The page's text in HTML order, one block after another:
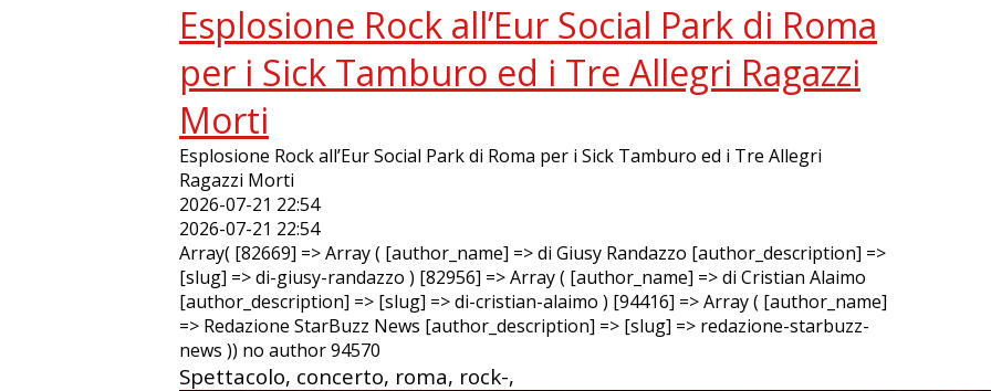
Esplosione Rock all’Eur Social Park di Roma
per i Sick Tamburo ed i Tre Allegri Ragazzi
Morti
Esplosione Rock all’Eur Social Park di Roma per i Sick Tamburo ed i Tre Allegri
Ragazzi Morti
2026-07-21 22:54
2026-07-21 22:54
Array( [82669] => Array ( [author_name] => di Giusy Randazzo [author_description] =>
[slug] => di-giusy-randazzo ) [82956] => Array ( [author_name] => di Cristian Alaimo
[author_description] => [slug] => di-cristian-alaimo ) [94416] => Array ( [author_name]
=> Redazione StarBuzz News [author_description] => [slug] => redazione-starbuzz-
news )) no author 94570
Spettacolo, concerto, roma, rock-,